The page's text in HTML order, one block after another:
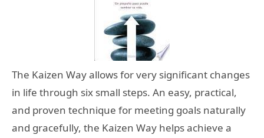
The Kaizen Way allows for very significant changes
in life through six small steps. An easy, practical,
and proven technique for meeting goals naturally
and gracefully, the Kaizen Way helps achieve a